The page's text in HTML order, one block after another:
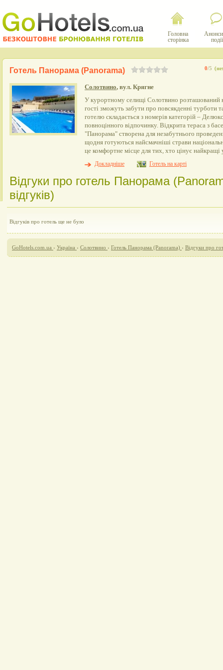
Головна
сторінка
події
0/5
Готель Панорама (Panorama)
Солотвино, вул. Крягне
У курортному селищі Солотвино розташований
гості зможуть забути про повсякденні турботи
готелю складається з номерів категорій –
повноцінного відпочинку. Відкрита тераса з
"Панорама" створена для незабутнього
щодня готуються найсмачніші страви
це комфортне місце для тих, хто цінує найкращі
Докладніше
Готель на карті
Відгуки про готель Панорама
відгуків)
Відгуків про готель ще не було
GoHotels.com.ua › Україна › Солотвино › Готель Панорама (Panorama) › Відгуки про